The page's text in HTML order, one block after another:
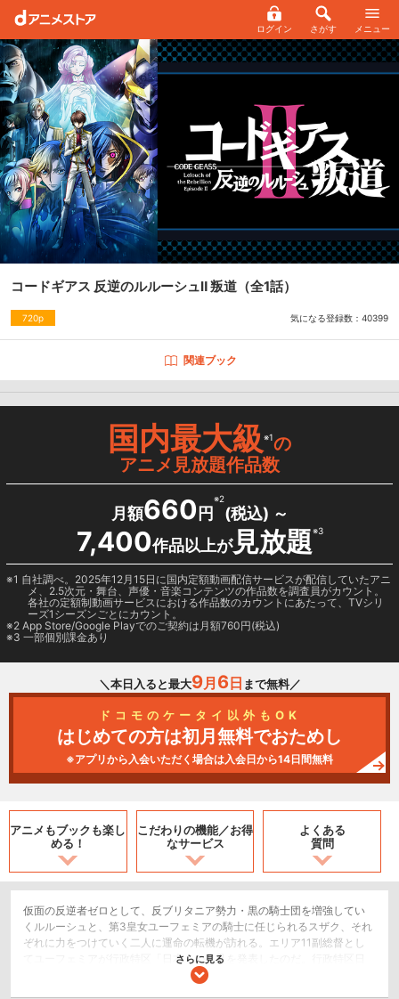
ログイン さがす メニュー
コードギアス 反逆のルルーシュⅡ 叛道 （全1話）
720p 気になる登録数： 40399
関連ブック
国内最大級※1の
アニメ見放題作品数
月額660 円
※2
(税込) ～
7,400作品以上が見放題※3
1 自社調べ。2025年12月15日に国内定額動画配信サービスが配信していたアニ
メ、2.5次元・舞台、声優・音楽コンテンツの作品数を調査員がカウント。
各社の定額制動画サービスにおける作品数のカウントにあたって、TVシリ
ーズ1シーズンごとにカウント。
2 App Store/Google Playでのご契約は月額760円(税込)
3 一部個別課金あり
＼本日入ると最大9月 6日 まで無料／
ドコモのケータイ以外もOK
はじめての方は初月無料でおためし
※アプリから入会いただく場合は入会日から14日間無料
アニメもブックも楽し
める！
こだわりの機能／お得
なサービス
よくある
質問
仮面の反逆者ゼロとして、反ブリタニア勢力・黒の騎士団を増強してい
くルルーシュと、第3皇女ユーフェミアの騎士に任じられるスザク、それ
ぞれに力をつけていく二人に運命の転機が訪れる。エリア11副総督とし
てユーフェミアが行政特区「日本」の発足を発表したのだ。行政特区日
本の実現は、黒の騎士団の存在意義の消失を意味する。状況を打開する
さらに見る